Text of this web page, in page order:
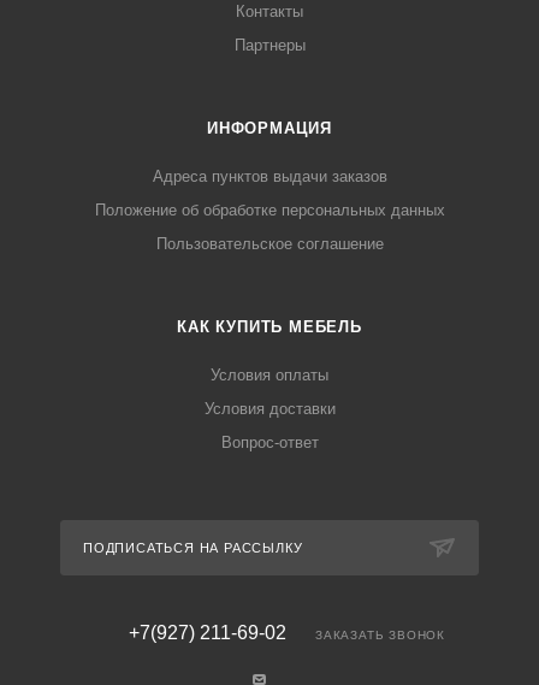
Контакты
Партнеры
ИНФОРМАЦИЯ
Адреса пунктов выдачи заказов
Положение об обработке персональных данных
Пользовательское соглашение
КАК КУПИТЬ МЕБЕЛЬ
Условия оплаты
Условия доставки
Вопрос-ответ
ПОДПИСАТЬСЯ НА РАССЫЛКУ
+7(927) 211-69-02 ЗАКАЗАТЬ ЗВОНОК